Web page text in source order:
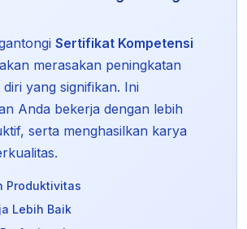
Sertifikat Kompetensi
merasakan peningkatan
yang signifikan. Ini
Anda bekerja dengan lebih
serta menghasilkan karya
Produktivitas
Lebih Baik